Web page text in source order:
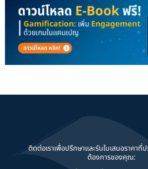
ติดต่อเราเพื่อปรึกษาและรับใบเสนอราคา
ต้องการของคุณ: